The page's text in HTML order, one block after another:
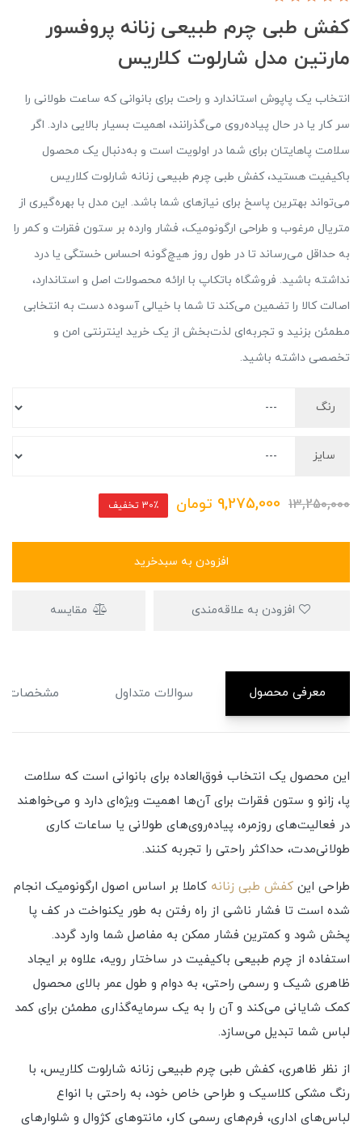
کفش طبی چرم طبیعی زنانه پروفسور
مارتین مدل شارلوت کلاریس
انتخاب یک پاپوش استاندارد و راحت برای بانوانی که ساعت طولانی را
سر کار یا در حال پیاده‌روی می‌گذرانند، اهمیت بسیار بالایی دارد. اگر
سلامت پاهایتان برای شما در اولویت است و به‌دنبال یک محصول
باکیفیت هستید، کفش طبی چرم طبیعی زنانه شارلوت کلاریس
می‌تواند بهترین پاسخ برای نیازهای شما باشد. این مدل با بهره‌گیری از
متریال مرغوب و طراحی ارگونومیک، فشار وارده بر ستون فقرات و کمر را
به حداقل می‌رساند تا در طول روز هیچ‌گونه احساس خستگی یا درد
نداشته باشید. فروشگاه باتکاپ با ارائه محصولات اصل و استاندارد،
اصالت کالا را تضمین می‌کند تا شما با خیالی آسوده دست به انتخابی
مطمئن بزنید و تجربه‌ای لذت‌بخش از یک خرید اینترنتی امن و
تخصصی داشته باشید.
رنگ
سایز
13,250,000
9,275,000 تومان 30٪ تخفیف
افزودن به سبدخرید
مقایسه
معرفی محصول سوالات متداول مشخصات
این محصول یک انتخاب فوق‌العاده برای بانوانی است که سلامت
پا، زانو و ستون فقرات برای آن‌ها اهمیت ویژه‌ای دارد و می‌خواهند
در فعالیت‌های روزمره، پیاده‌روی‌های طولانی یا ساعات کاری
طولانی‌مدت، حداکثر راحتی را تجربه کنند.
طراحی این کفش طبی زنانه کاملا بر اساس اصول ارگونومیک انجام
شده است تا فشار ناشی از راه رفتن به طور یکنواخت در کف پا
پخش شود و کمترین فشار ممکن به مفاصل شما وارد گردد.
استفاده از چرم طبیعی باکیفیت در ساختار رویه، علاوه بر ایجاد
ظاهری شیک و رسمی‌ راحتی، به دوام و طول عمر بالای محصول
کمک شایانی می‌کند و آن را به یک سرمایه‌گذاری مطمئن برای کمد
لباس شما تبدیل می‌سازد.
از نظر ظاهری، کفش طبی چرم طبیعی زنانه شارلوت کلاریس، با
رنگ مشکی کلاسیک و طراحی خاص خود، به راحتی با انواع
لباس‌های اداری، فرم‌های رسمی کار، مانتوهای کژوال و شلوارهای